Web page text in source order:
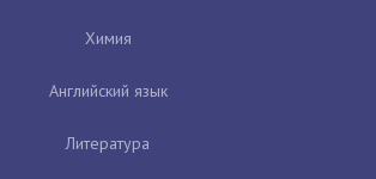
Химия
Английский язык
Литература